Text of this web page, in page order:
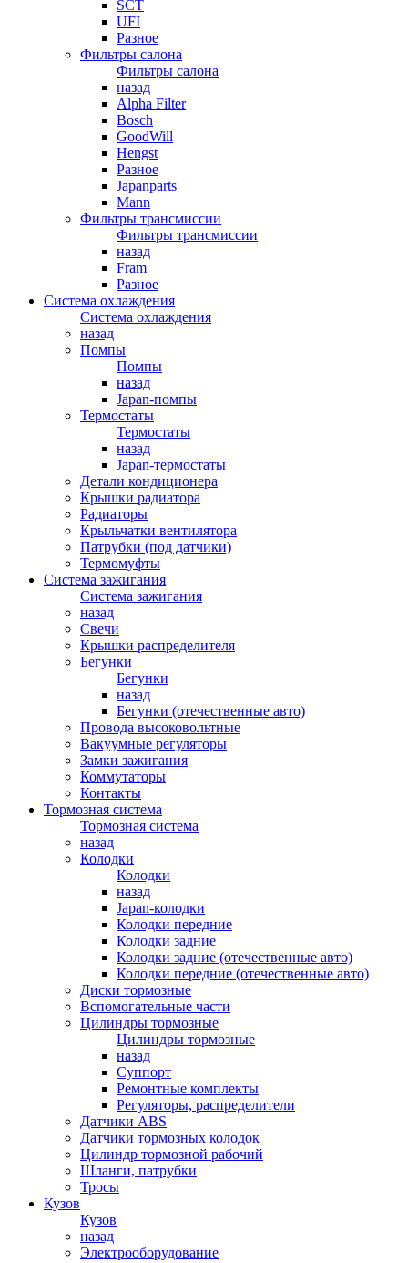
SCT
UFI
Разное
Фильтры салона
Фильтры салона
назад
Alpha Filter
Bosch
GoodWill
Hengst
Разное
Japanparts
Mann
Фильтры трансмиссии
Фильтры трансмиссии
назад
Fram
Разное
Система охлаждения
Система охлаждения
назад
Помпы
Помпы
назад
Japan-помпы
Термостаты
Термостаты
назад
Japan-термостаты
Детали кондиционера
Крышки радиатора
Радиаторы
Крыльчатки вентилятора
Патрубки (под датчики)
Термомуфты
Система зажигания
Система зажигания
назад
Свечи
Крышки распределителя
Бегунки
Бегунки
назад
Бегунки (отечественные авто)
Провода высоковольтные
Вакуумные регуляторы
Замки зажигания
Коммутаторы
Контакты
Тормозная система
Тормозная система
назад
Колодки
Колодки
назад
Japan-колодки
Колодки передние
Колодки задние
Колодки задние (отечественные авто)
Колодки передние (отечественные авто)
Диски тормозные
Вспомогательные части
Цилиндры тормозные
Цилиндры тормозные
назад
Суппорт
Ремонтные комплекты
Регуляторы, распределители
Датчики ABS
Датчики тормозных колодок
Цилиндр тормозной рабочий
Шланги, патрубки
Тросы
Кузов
Кузов
назад
Электрооборудование